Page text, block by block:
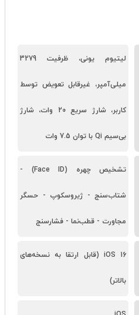
لیتیوم یونی، ظرفیت 3279
میلی‌آمپر، غیرقابل تعویض توسط
کاربر، شارژ سریع 20 وات، شارژ
بی‌سیم Qi با توان 7.5 وات
تشخیص چهره (Face ID) -
شتاب‌سنج - ژیروسکوپ - حسگر
مجاورت - قطب‌نما - فشارسنج
iOS 16 (قابل ارتقا به نسخه‌های
بالاتر)